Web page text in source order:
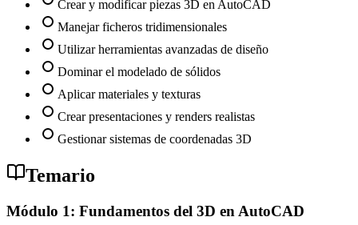
Crear y modificar piezas 3D en AutoCAD
Manejar ficheros tridimensionales
Utilizar herramientas avanzadas de diseño
Dominar el modelado de sólidos
Aplicar materiales y texturas
Crear presentaciones y renders realistas
Gestionar sistemas de coordenadas 3D
Temario
Módulo 1: Fundamentos del 3D en AutoCAD